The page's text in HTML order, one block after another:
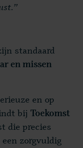
standaard
en missen
en op
bij Toekomst
die precies
zorgvuldig